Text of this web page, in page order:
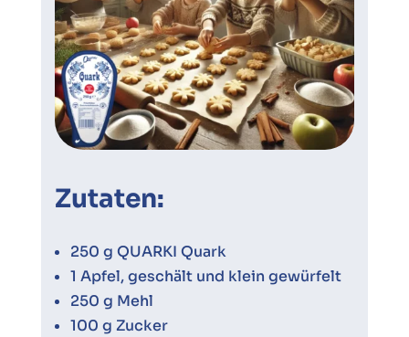
Zutaten:
250 g QUARKI Quark
1 Apfel, geschält und klein gewürfelt
250 g Mehl
100 g Zucker